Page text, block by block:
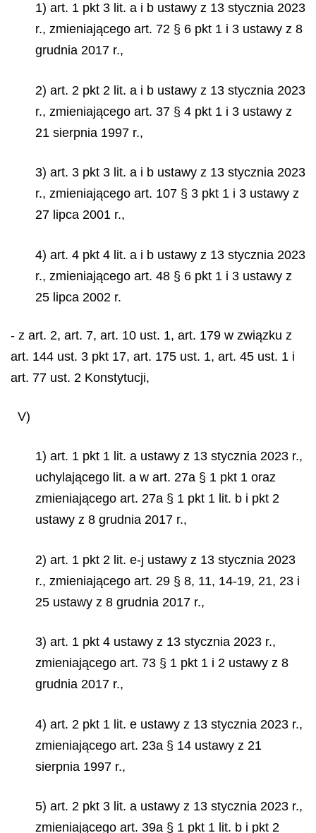
1) art. 1 pkt 3 lit. a i b ustawy z 13 stycznia 2023
r., zmieniającego art. 72 § 6 pkt 1 i 3 ustawy z 8
grudnia 2017 r.,
2) art. 2 pkt 2 lit. a i b ustawy z 13 stycznia 2023
r., zmieniającego art. 37 § 4 pkt 1 i 3 ustawy z
21 sierpnia 1997 r.,
3) art. 3 pkt 3 lit. a i b ustawy z 13 stycznia 2023
r., zmieniającego art. 107 § 3 pkt 1 i 3 ustawy z
27 lipca 2001 r.,
4) art. 4 pkt 4 lit. a i b ustawy z 13 stycznia 2023
r., zmieniającego art. 48 § 6 pkt 1 i 3 ustawy z
25 lipca 2002 r.
- z art. 2, art. 7, art. 10 ust. 1, art. 179 w związku z
art. 144 ust. 3 pkt 17, art. 175 ust. 1, art. 45 ust. 1 i
art. 77 ust. 2 Konstytucji,
V)
1) art. 1 pkt 1 lit. a ustawy z 13 stycznia 2023 r.,
uchylającego lit. a w art. 27a § 1 pkt 1 oraz
zmieniającego art. 27a § 1 pkt 1 lit. b i pkt 2
ustawy z 8 grudnia 2017 r.,
2) art. 1 pkt 2 lit. e-j ustawy z 13 stycznia 2023
r., zmieniającego art. 29 § 8, 11, 14-19, 21, 23 i
25 ustawy z 8 grudnia 2017 r.,
3) art. 1 pkt 4 ustawy z 13 stycznia 2023 r.,
zmieniającego art. 73 § 1 pkt 1 i 2 ustawy z 8
grudnia 2017 r.,
4) art. 2 pkt 1 lit. e ustawy z 13 stycznia 2023 r.,
zmieniającego art. 23a § 14 ustawy z 21
sierpnia 1997 r.,
5) art. 2 pkt 3 lit. a ustawy z 13 stycznia 2023 r.,
zmieniającego art. 39a § 1 pkt 1 lit. b i pkt 2